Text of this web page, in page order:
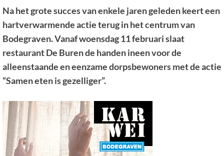
Na het grote succes van enkele jaren geleden keert een
hartverwarmende actie terug in het centrum van
Bodegraven. Vanaf woensdag 11 februari slaat
restaurant De Buren de handen ineen voor de
alleenstaande en eenzame dorpsbewoners met de actie
“Samen eten is gezelliger”.